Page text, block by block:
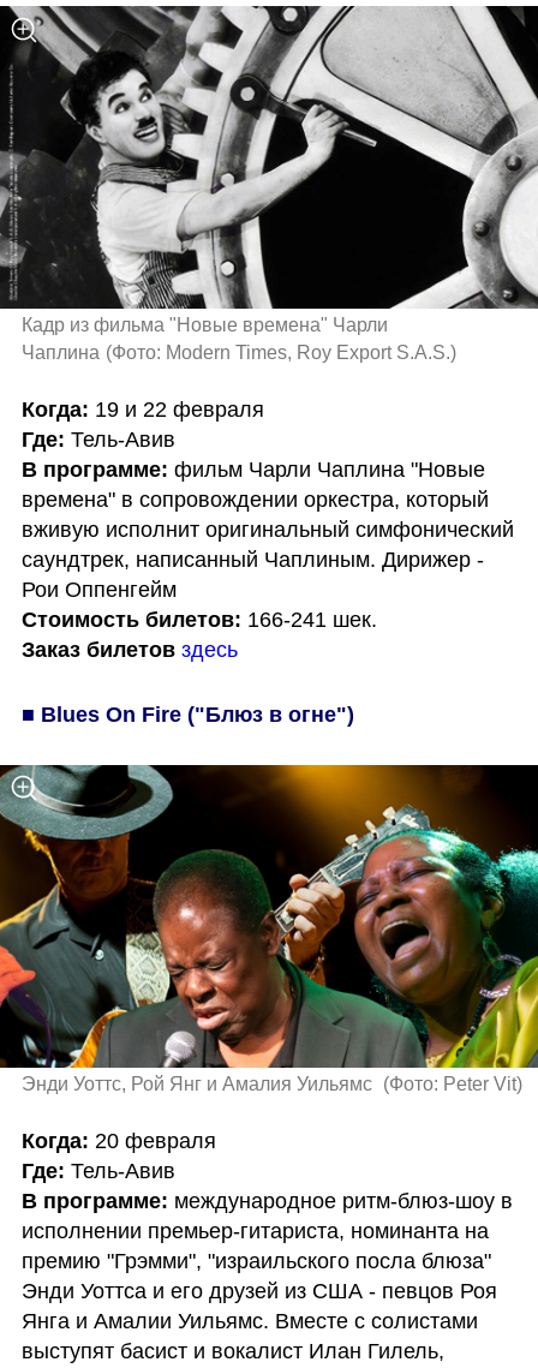
Кадр из фильма "Новые времена" Чарли
Чаплина (Фото: Modern Times, Roy Export S.A.S.)
Когда:
Где:
В программе: фильм Чарли Чаплина "Новые
времена" в сопровождении оркестра, который
вживую исполнит оригинальный симфонический
саундтрек, написанный Чаплиным. Дирижер -
Рои Оппенгейм
Стоимость билетов:
Заказ билетов здесь
■ Blues On Fire ("Блюз в огне")
Энди Уоттс, Рой Янг и Амалия Уильямс (Фото: Peter Vit)
Когда:
Где:
В программе: международное ритм-блюз-шоу в
исполнении премьер-гитариста, номинанта на
премию "Грэмми", "израильского посла блюза"
Энди Уоттса и его друзей из США - певцов Роя
Янга и Амалии Уильямс. Вместе с солистами
выступят басист и вокалист Илан Гилель,